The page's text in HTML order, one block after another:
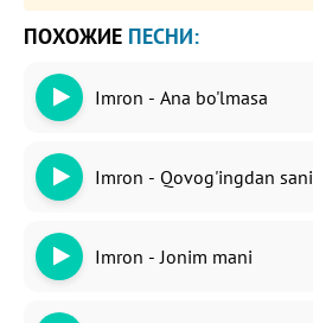
ПОХОЖИЕ ПЕСНИ:
Imron - Ana bo'lmasa
Imron - Qovog'ingdan sani
Imron - Jonim mani